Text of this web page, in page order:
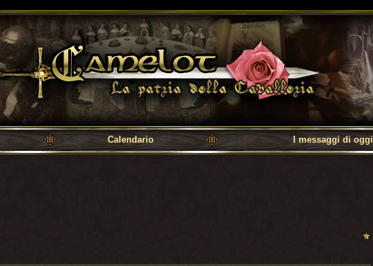
Calendario I messaggi di oggi